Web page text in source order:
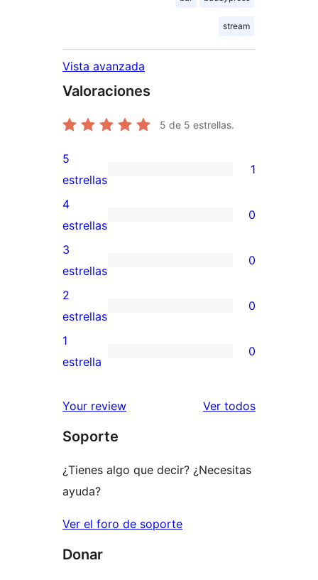
stream
Vista avanzada
Valoraciones
5 de 5 estrellas.
1
valoración
de
5
estrellas
5
estrellas
1
0
valoraciones
de
4
estrellas
4
estrellas
0
0
valoraciones
de
3
estrellas
3
estrellas
0
0
valoraciones
de
estrellas
2
estrellas
0
0
de
estrellas
1
estrella
0
Your review Ver todoslos
Soporte
¿Tienes algo que decir? ¿Necesitas
ayuda?
Ver el foro de soporte
Donar